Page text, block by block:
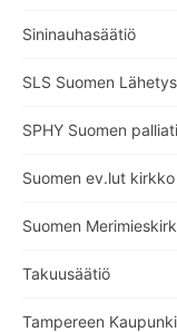
Sininauhasäätiö
SLS Suomen
SPHY Suomen
Suomen ev.lut
Suomen
Takuusäätiö
Tampereen